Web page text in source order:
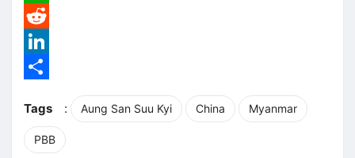
WhatsApp
Reddit
LinkedIn
Tags
: Aung San Suu Kyi China Myanmar
PBB